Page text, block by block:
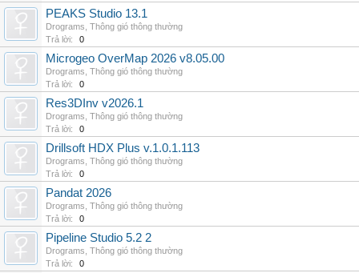
PEAKS Studio 13.1
Drograms Thông gió thông thường
Trả lời:
0
Microgeo OverMap 2026 v8.05.00
Drograms Thông gió thông thường
Trả lời:
0
Res3DInv v2026.1
Drograms Thông gió thông thường
Trả lời:
0
Drillsoft HDX Plus v.1.0.1.113
Drograms Thông gió thông thường
Trả lời:
0
Pandat 2026
Drograms Thông gió thông thường
Trả lời:
0
Pipeline Studio 5.2 2
Drograms Thông gió thông thường
Trả lời:
0